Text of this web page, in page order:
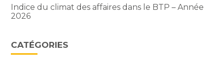
Indice du climat des affaires dans le BTP – Année
2026
CATÉGORIES